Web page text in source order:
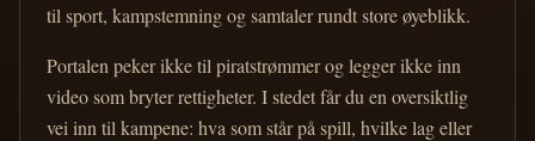
til sport, kampstemning og samtaler rundt store øyeblikk.
Portalen peker ikke til piratstrømmer og legger ikke inn
video som bryter rettigheter. I stedet får du en oversiktlig
vei inn til kampene: hva som står på spill, hvilke lag eller